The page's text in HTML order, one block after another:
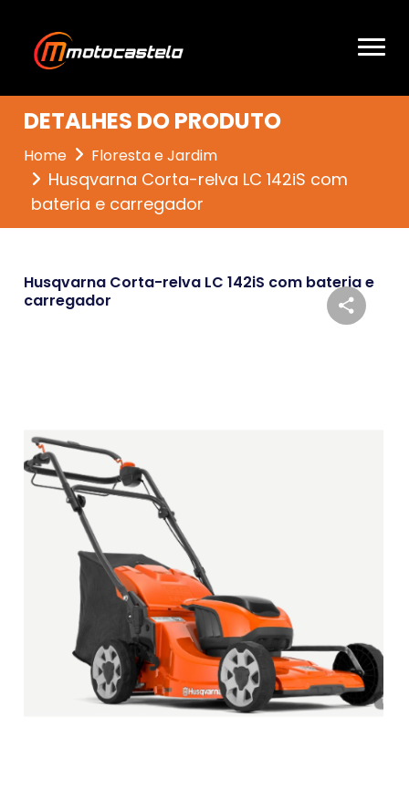
DETALHES DO PRODUTO
Home Floresta e Jardim
Husqvarna Corta-relva LC 142iS com
bateria e carregador
Husqvarna Corta-relva LC 142iS com bateria e
carregador